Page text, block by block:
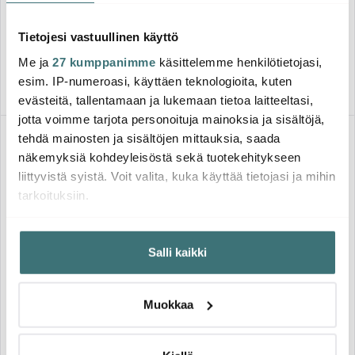
Tietojesi vastuullinen käyttö
Me ja 27 kumppanimme käsittelemme henkilötietojasi,
esim. IP-numeroasi, käyttäen teknologioita, kuten
evästeitä, tallentamaan ja lukemaan tietoa laitteeltasi,
jotta voimme tarjota personoituja mainoksia ja sisältöjä,
tehdä mainosten ja sisältöjen mittauksia, saada
näkemyksiä kohdeyleisöstä sekä tuotekehitykseen
liittyvistä syistä. Voit valita, kuka käyttää tietojasi ja mihin
tarkoituksiin.
Jos sallit, haluamme myös tehdä seuraavia:
Kerätä tietoja maantieteellisestä sijainnistasi,
mahdollisesti muutaman metrin tarkkuudella
aktiivisesti (sormenjäljen muodostaminen)
Salli kaikki
Muokkaa
14.55 € 24.00 €
Saatavilla Saatavilla
Kukat Puhkeavat Kulho 30 cl
Löytönurkka